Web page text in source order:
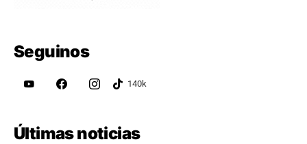
Seguinos
Últimas noticias